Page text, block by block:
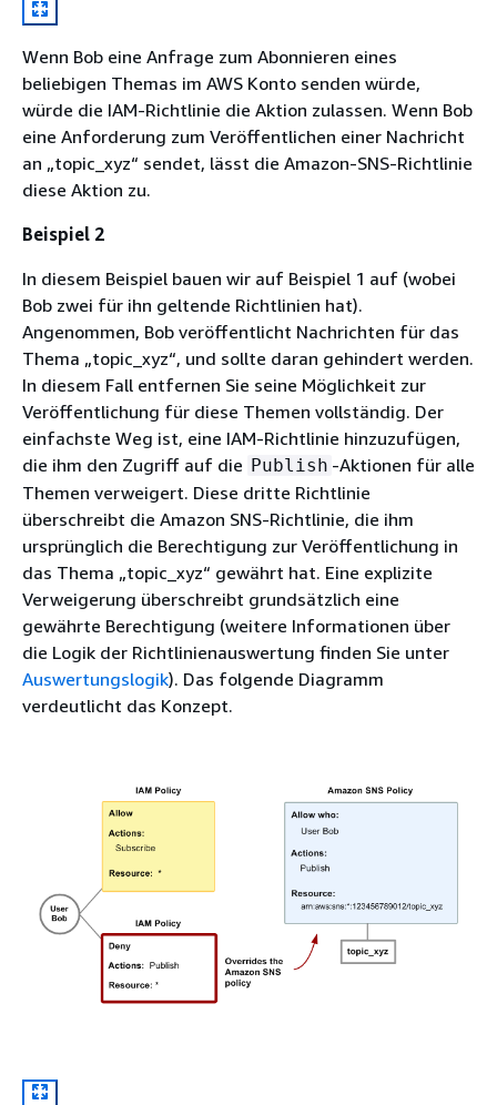
Wenn Bob eine Anfrage zum Abonnieren eines
beliebigen Themas im AWS Konto senden würde,
würde die IAM-Richtlinie die Aktion zulassen. Wenn Bob
eine Anforderung zum Veröffentlichen einer Nachricht
an „topic_xyz“ sendet, lässt die Amazon-SNS-Richtlinie
diese Aktion zu.
Beispiel 2
In diesem Beispiel bauen wir auf Beispiel 1 auf (wobei
Bob zwei für ihn geltende Richtlinien hat).
Angenommen, Bob veröffentlicht Nachrichten für das
Thema „topic_xyz“, und sollte daran gehindert werden.
In diesem Fall entfernen Sie seine Möglichkeit zur
Veröffentlichung für diese Themen vollständig. Der
einfachste Weg ist, eine IAM-Richtlinie hinzuzufügen,
die ihm den Zugriff auf die Publish -Aktionen für alle
Themen verweigert. Diese dritte Richtlinie
überschreibt die Amazon SNS-Richtlinie, die ihm
ursprünglich die Berechtigung zur Veröffentlichung in
das Thema „topic_xyz“ gewährt hat. Eine explizite
Verweigerung überschreibt grundsätzlich eine
gewährte Berechtigung (weitere Informationen über
die Logik der Richtlinienauswertung finden Sie unter
Auswertungslogik). Das folgende Diagramm
verdeutlicht das Konzept.